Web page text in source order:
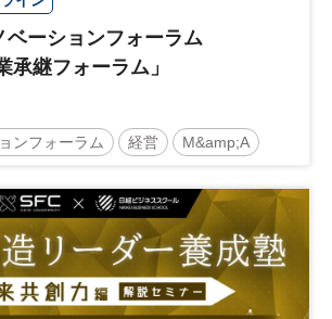
ベーションフォーラム
承継フォーラム」
ンフォーラム 経営 M&amp;A
中小企業
ションフォーラム 参加無料